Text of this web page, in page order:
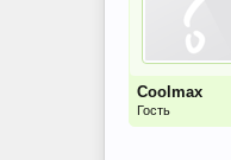
Coolmax
Гость